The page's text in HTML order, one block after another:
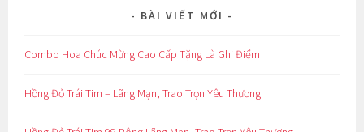
BÀI VIẾT MỚI
Combo Hoa Chúc Mừng Cao Cấp Tặng Là Ghi Điểm
Hồng Đỏ Trái Tim – Lãng Mạn, Trao Trọn Yêu Thương